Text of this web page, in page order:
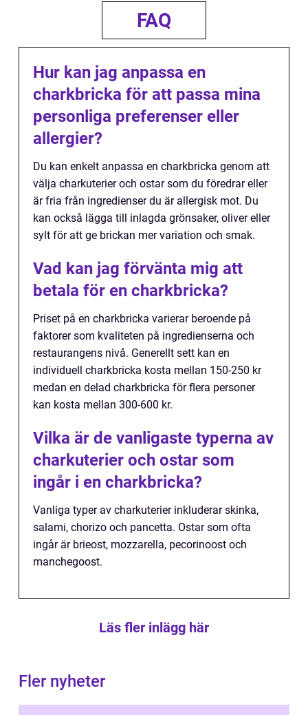
FAQ
Hur kan jag anpassa en
charkbricka för att passa mina
personliga preferenser eller
allergier?
Du kan enkelt anpassa en charkbricka genom att
välja charkuterier och ostar som du föredrar eller
är fria från ingredienser du är allergisk mot. Du
kan också lägga till inlagda grönsaker, oliver eller
sylt för att ge brickan mer variation och smak.
Vad kan jag förvänta mig att
betala för en charkbricka?
Priset på en charkbricka varierar beroende på
faktorer som kvaliteten på ingredienserna och
restaurangens nivå. Generellt sett kan en
individuell charkbricka kosta mellan 150-250 kr
medan en delad charkbricka för flera personer
kan kosta mellan 300-600 kr.
Vilka är de vanligaste typerna av
charkuterier och ostar som
ingår i en charkbricka?
Vanliga typer av charkuterier inkluderar skinka,
salami, chorizo och pancetta. Ostar som ofta
ingår är brieost, mozzarella, pecorinoost och
manchegoost.
Läs fler inlägg här
Fler nyheter